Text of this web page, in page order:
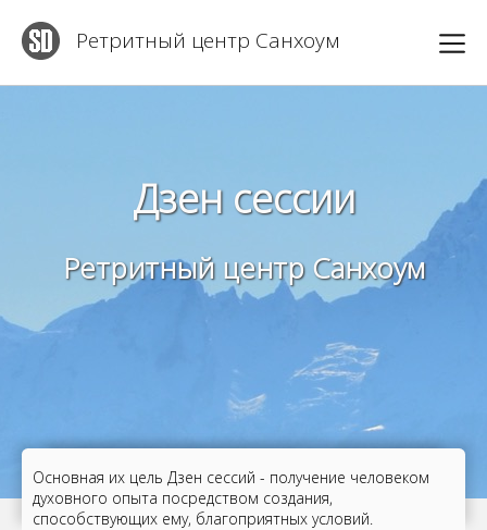
Ретритный центр Санхоум
Дзен сессии
Ретритный центр Санхоум
Основная их цель Дзен сессий - получение человеком
духовного опыта посредством создания,
способствующих ему, благоприятных условий.